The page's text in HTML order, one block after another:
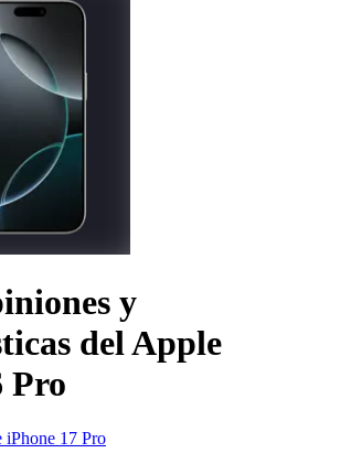
y
delApple
Pro
iPhone 17 Pro